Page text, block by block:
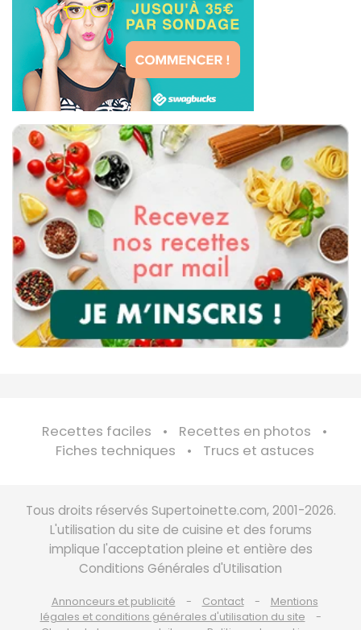
Recettes faciles
Recettes en photos
Fiches techniques
Trucs et astuces
Tous droits réservés Supertoinette.com, 2001-2026.
L'utilisation du site de cuisine et des forums
implique l'acceptation pleine et entière des
Conditions Générales d'Utilisation
Annonceurs et publicité Contact
Mentions
légales et conditions générales d'utilisation du site